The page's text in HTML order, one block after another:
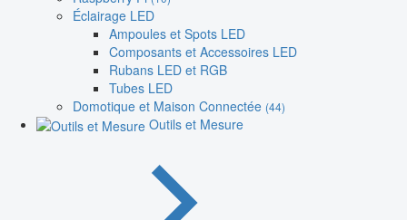
Éclairage LED
Ampoules et Spots LED
Composants et Accessoires LED
Rubans LED et RGB
Tubes LED
Domotique et Maison Connectée (44)
Outils et Mesure